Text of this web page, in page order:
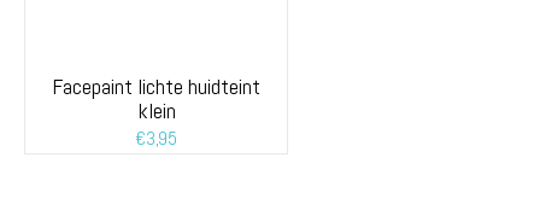
Facepaint lichte huidteint
klein
€3,95